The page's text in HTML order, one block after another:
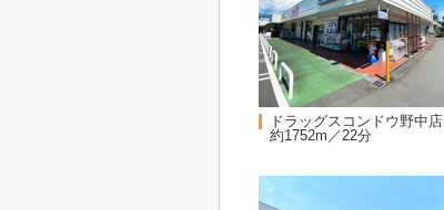
ドラッグスコンドウ野中店
約1752m／22分